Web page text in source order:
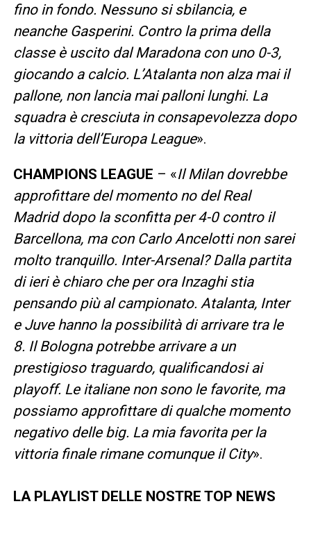
fino in fondo. Nessuno si sbilancia, e
neanche Gasperini. Contro la prima della
classe è uscito dal Maradona con uno 0-3,
giocando a calcio. L’Atalanta non alza mai il
pallone, non lancia mai palloni lunghi. La
squadra è cresciuta in consapevolezza dopo
la vittoria dell’Europa League».
CHAMPIONS LEAGUE – «Il Milan dovrebbe
approfittare del momento no del Real
Madrid dopo la sconfitta per 4-0 contro il
Barcellona, ma con Carlo Ancelotti non sarei
molto tranquillo. Inter-Arsenal? Dalla partita
di ieri è chiaro che per ora Inzaghi stia
pensando più al campionato. Atalanta, Inter
e Juve hanno la possibilità di arrivare tra le
8. Il Bologna potrebbe arrivare a un
prestigioso traguardo, qualificandosi ai
playoff. Le italiane non sono le favorite, ma
possiamo approfittare di qualche momento
negativo delle big. La mia favorita per la
vittoria finale rimane comunque il City».
LA PLAYLIST DELLE NOSTRE TOP NEWS